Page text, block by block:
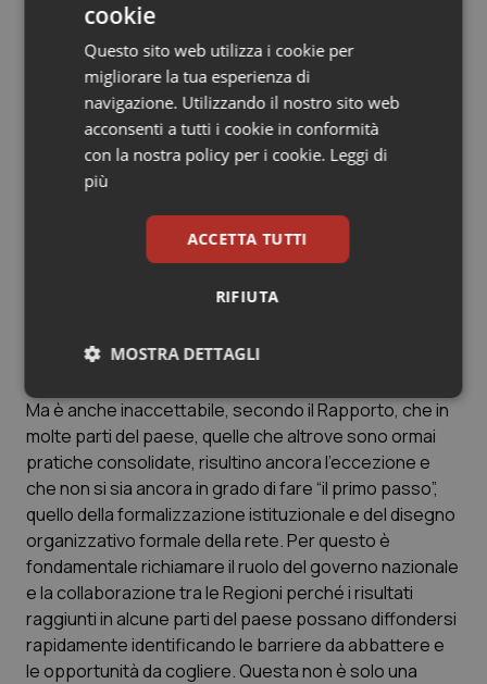
pratiche in grado di favorire lo scambio di conoscenze,
strumenti, risorse e soluzioni.
Due le linee che il Rapporto propone quindi per
l’organizzazione.Alla luce di queste considerazioni, si
sottolinea nel Rapporto, appare necessario “spostare
il focus dalle dinamiche istituzionali a quelle
l’emergere di una cultura della fiducia reciproca foriera
di efficaci processi di strutturazione organizzativa in
possano trovare, nell’ambito delle reti già costituite, il
c’è grande bisogno”.
Ma è anche inaccettabile, secondo il Rapporto, che in
molte parti del paese, quelle che altrove sono ormai
pratiche consolidate, risultino ancora l’eccezione e
che non si sia ancora in grado di fare “il primo passo”,
quello della formalizzazione istituzionale e del disegno
organizzativo formale della rete. Per questo è
fondamentale richiamare il ruolo del governo nazionale
e la collaborazione tra le Regioni perché i risultati
raggiunti in alcune parti del paese possano diffondersi
rapidamente identificando le barriere da abbattere e
le opportunità da cogliere. Questa non è solo una
cookie
Questo sito web utilizza i cookie per
migliorare la tua esperienza di
navigazione. Utilizzando il nostro sito web
acconsenti a tutti i cookie in conformità
con la nostra policy per i cookie. Leggi di
più
ACCETTA TUTTI
RIFIUTA
MOSTRA DETTAGLI
Necessari Statistici Marketing
Necessari Statistici Marketing
I cookie necessari contribuiscono a rendere fruibile il
sito web abilitandone funzionalità di base quali la
navigazione sulle pagine e l'accesso alle aree
protette del sito. Il sito web non è in grado di
funzionare correttamente senza questi cookie.